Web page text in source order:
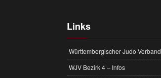
Links
Württembergischer Judo-Verband
WJV Bezirk 4 – Infos